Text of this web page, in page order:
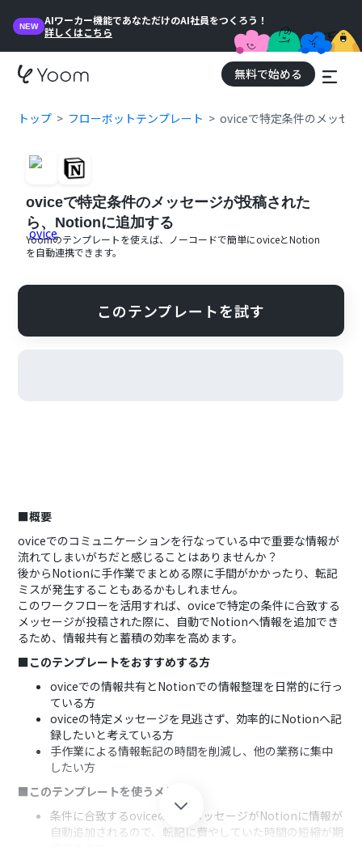
NEW
AIワーカー機能であなただけのAI社員をつくろう！
詳しくはこちら
無料で始める
トップ フローボットテンプレート oviceで特定条件のメッセ
oviceで特定条件のメッセージが投稿された
ら、Notionに追加する
Yoomのテンプレートを使えば、ノーコードで簡単にoviceとNotion
を自動連携できます。
このテンプレートを試す
■概要
oviceでのコミュニケーションを行なっている中で重要な情報が
流れてしまいがちだと感じることはありませんか？
後からNotionに手作業でまとめる際に手間がかかったり、転記
ミスが発生することもあるかもしれません。
このワークフローを活用すれば、oviceで特定の条件に合致する
メッセージが投稿された際に、自動でNotionへ情報を追加でき
るため、情報共有と蓄積の効率を高めます。
■このテンプレートをおすすめする方
oviceでの情報共有とNotionでの情報整理を日常的に行っ
ている方
oviceの特定メッセージを見逃さず、効率的にNotionへ記
録したいと考えている方
手作業による情報転記の時間を削減し、他の業務に集中
したい方
■このテンプレートを使うメリット
条件に合致するoviceの投稿メッセージがNotionに情報が
自動追加されるので、転記に費やしていた時間の短縮が期